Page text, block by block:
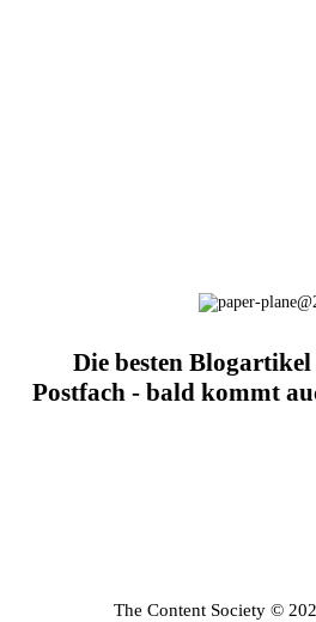
Die besten
Postfach - bald kommt
The Content Society ©